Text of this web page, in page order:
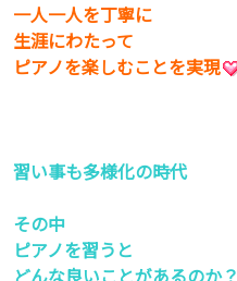
一人一人を丁寧に
生涯にわたって
ピアノを楽しむことを実現
習い事も多様化の時代
その中
ピアノを習うと
どんな良いことがあるのか？